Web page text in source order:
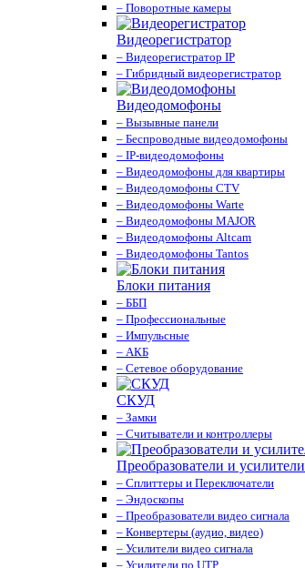
– Поворотные камеры
Видеорегистратор
– Видеорегистратор IP
– Гибридный видеорегистратор
Видеодомофоны
– Вызывные панели
– Беспроводные видеодомофоны
– IP-видеодомофоны
– Видеодомофоны для квартиры
– Видеодомофоны CTV
– Видеодомофоны Warte
– Видеодомофоны MAJOR
– Видеодомофоны Altcam
– Видеодомофоны Tantos
Блоки питания
– ББП
– Профессиональные
– Импульсные
– АКБ
– Сетевое оборудование
СКУД
– Замки
– Считыватели и контроллеры
Преобразователи и усилители
– Сплиттеры и Переключатели
– Эндоскопы
– Преобразователи видео сигнала
– Конвертеры (аудио, видео)
– Усилители видео сигнала
– Усилители по UTP